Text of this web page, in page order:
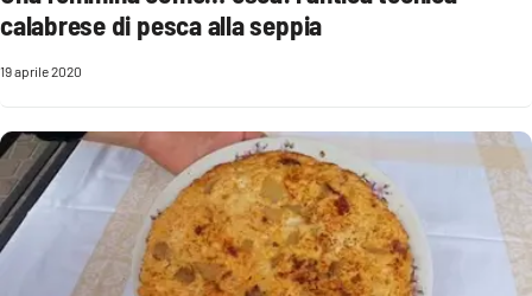
calabrese di pesca alla seppia
19 aprile 2020